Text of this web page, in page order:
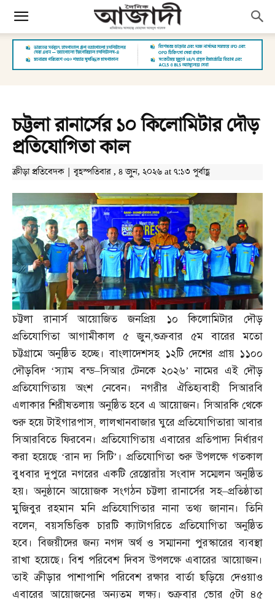
চট্টলা রানার্সের ১০ কিলোমিটার দৌড়
প্রতিযোগিতা কাল
ক্রীড়া প্রতিবেদক | বৃহস্পতিবার , ৪ জুন, ২০২৬ at ৭:১৩ পূর্বাহ্ণ
চট্টলা রানার্স আয়োজিত জনপ্রিয় ১০ কিলোমিটার দৌড়
প্রতিযোগিতা আগামীকাল ৫ জুন,শুক্রবার ৫ম বারের মতো
চট্টগ্রামে অনুষ্ঠিত হচ্ছে। বাংলাদেশসহ ১২টি দেশের প্রায় ১১০০
দৌড়বিদ ‘স্যাম বন্ড–সিআর টেনকে ২০২৬’ নামের এই দৌড়
প্রতিযোগিতায় অংশ নেবেন। নগরীর ঐতিহ্যবাহী সিআরবি
এলাকার শিরীষতলায় অনুষ্ঠিত হবে এ আয়োজন। সিআরকি থেকে
শুরু হয়ে টাইগারপাস,লালখানবাজার ঘুরে প্রতিযোগিতারা আবার
সিআরবিতে ফিরবেন। প্রতিযোগিতায় এবারের প্রতিপাদ্য নির্ধারণ
করা হয়েছে ‘রান দ্য সিটি’। প্রতিযোগিতা শুরু উপলক্ষে গতকাল
বুধবার দুপুরে নগরের একটি রেস্তোরাঁয় সংবাদ সম্মেলন অনুষ্ঠিত
হয়। অনুষ্ঠানে আয়োজক সংগঠন চট্টলা রানার্সের সহ–প্রতিষ্ঠাতা
মুজিবুর রহমান মনি প্রতিযোগিতার নানা তথ্য জানান। তিনি
বলেন,বয়সভিত্তিক চারটি ক্যাটাগরিতে প্রতিযোগিতা অনুষ্ঠিত
হবে। বিজয়ীদের জন্য নগদ অর্থ ও সম্মাননা পুরস্কারের ব্যবস্থা
রাখা হয়েছে। বিশ্ব পরিবেশ দিবস উপলক্ষে এবারের আয়োজন।
তাই ক্রীড়ার পাশাপাশি পরিবেশ রক্ষার বার্তা ছড়িয়ে দেওয়াও
এবারের আয়োজনের অন্যতম লক্ষ্য। শুক্রবার ভোর ৫টা ৪৫